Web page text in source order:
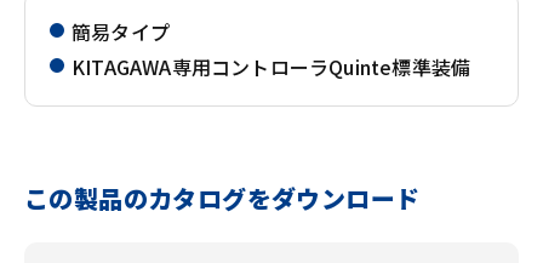
簡易タイプ
KITAGAWA専用コントローラQuinte標準装備
この製品のカタログをダウンロード